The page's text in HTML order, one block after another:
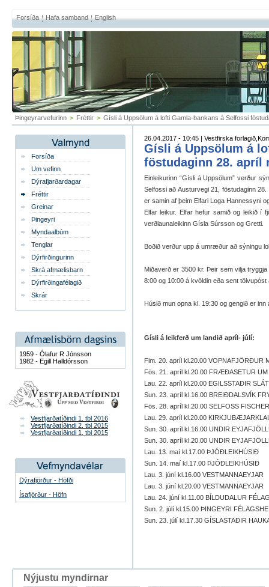
Forsíða Hafa samband English
Þingeyrarvefurinn > Fréttir > Gísli á Uppsölum á lofti Gamla-bankans á Selfossi
Forsíða
Um vefinn
Dýrafjarðardagar
Fréttir
Greinar
Þingeyri
Myndaalbúm
Tenglar
Dýrfirðingurinn
Skrá afmælisbarn
Dýrfirðingafélagið
Skrár
1959 - Ólafur R Jónsson
1982 - Egill Halldórsson
Vestfjarðatíðindi 1. tbl 2016
Vestfjarðatíðindi 2. tbl 2015
Vestfjarðatíðindi 1. tbl 2015
Dýrafjörður - Höfði
Ísafjörður - Höfn
26.04.2017 - 10:45 | Vestfirska
Gísli á Uppsölum á
föstudaginn 28. apríl
Einleikurinn “Gísli á Uppsölum” verður
Selfossi að Austurvegi 21, föstudaginn
er samin af þeim Elfari Loga Hannessyni
Elfar leikur. Elfar hefur samið og leikið í
verðlaunaleikinn Gísla Súrsson og Gretti.
Boðið verður upp á umræður að sýningu
Miðaverð er 3500 kr. Þeir sem vilja
8:00 og 10:00 á kvöldin eða sent
Húsið mun opna kl. 19:30 og gengið er inn
Gísli á leikferð um landið apríl- júlí:
Fim. 20. apríl kl.20.00 VOPNAFJÖRÐUR
Fös. 21. apríl kl.20.00 FRÆÐASETUR
Lau. 22. apríl kl.20.00 EGILSSTAÐIR
Sun. 23. apríl kl.16.00 BREIÐDALSVÍK
Fös. 28. apríl kl.20.00 SELFOSS
Lau. 29. apríl kl.20.00
Sun. 30. apríl kl.16.00 UNDIR
Sun. 30. apríl kl.20.00 UNDIR
Lau. 13. maí kl.17.00 ÞJÓÐLEIKHÚSIÐ
Sun. 14. maí kl.17.00 ÞJÓÐLEIKHÚSIÐ
Lau. 3. júní kl.16.00 VESTMANNAEYJAR
Lau. 3. júní kl.20.00 VESTMANNAEYJAR
Lau. 24. júní kl.11.00 BÍLDUDALUR
Sun. 2. júlí kl.15.00 ÞINGEYRI
Sun. 23. júlí kl.17.30 GÍSLASTAÐIR
Nýjustu myndirnar